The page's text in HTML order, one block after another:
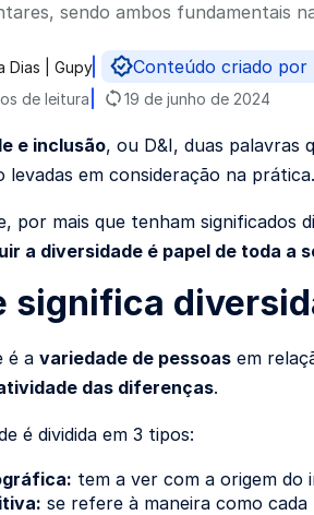
sendo ambos fundamentais
por
Dias | Gupy Conteúdo criado por
de leitura
19 de junho de 2024
e inclusão, ou D&I, duas palavras
levadas em consideração na prática.
por mais que tenham significados
a diversidade é papel de toda a
significa
é a variedade de pessoas em
das diferenças.
é dividida em 3 tipos:
tem a ver com a origem do
se refere à maneira como